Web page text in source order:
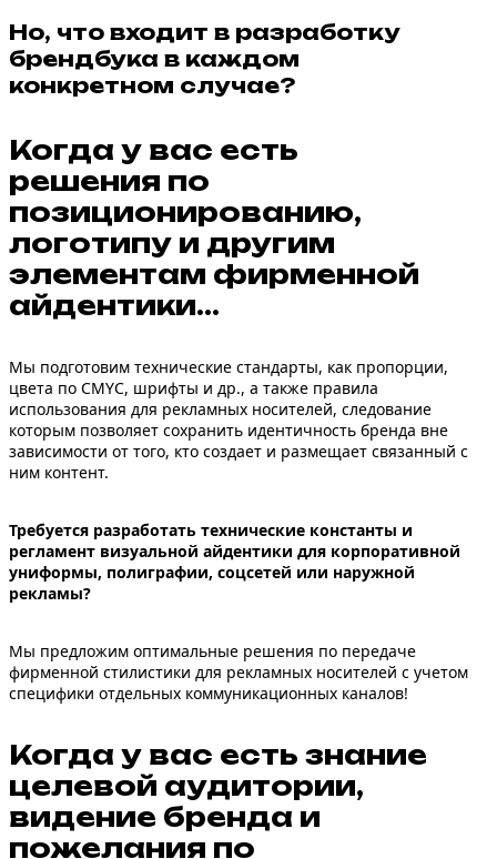
Но, что входит в разработку
брендбука в каждом
конкретном случае?
Когда у вас есть
решения по
позиционированию,
логотипу и другим
элементам фирменной
айдентики…
Мы подготовим технические стандарты, как пропорции,
цвета по CMYC, шрифты и др., а также правила
использования для рекламных носителей, следование
которым позволяет сохранить идентичность бренда вне
зависимости от того, кто создает и размещает связанный с
ним контент.
Требуется разработать технические константы и
регламент визуальной айдентики для корпоративной
униформы, полиграфии, соцсетей или наружной
рекламы?
Мы предложим оптимальные решения по передаче
фирменной стилистики для рекламных носителей с учетом
специфики отдельных коммуникационных каналов!
Когда у вас есть знание
целевой аудитории,
видение бренда и
пожелания по